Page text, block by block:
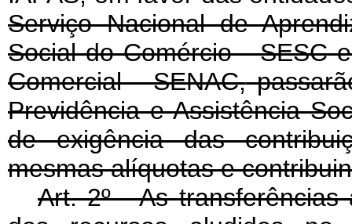
Serviço Nacional de
Social do Comércio - SESC
Comercial - SENAC,
Previdência e Assistência
de exigência das
mesmas alíquotas e
Art. 2º - As